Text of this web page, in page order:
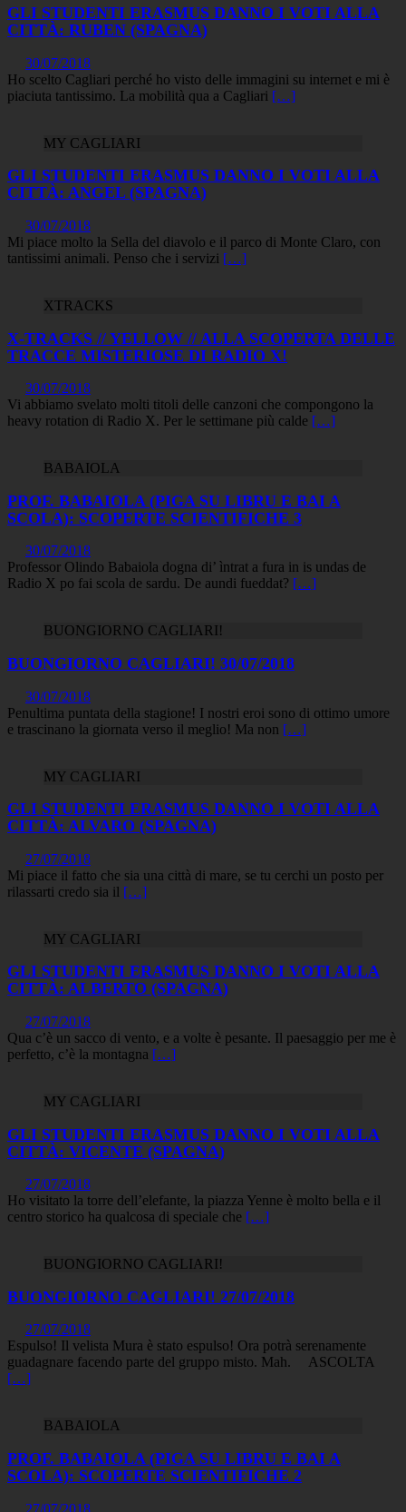
GLI STUDENTI ERASMUS DANNO I VOTI ALLA
CITTÀ: RUBEN (SPAGNA)
30/07/2018
Ho scelto Cagliari perché ho visto delle immagini su internet e mi è
piaciuta tantissimo. La mobilità qua a Cagliari […]
MY CAGLIARI
GLI STUDENTI ERASMUS DANNO I VOTI ALLA
CITTÀ: ANGEL (SPAGNA)
30/07/2018
Mi piace molto la Sella del diavolo e il parco di Monte Claro, con
tantissimi animali. Penso che i servizi […]
XTRACKS
X-TRACKS // YELLOW // ALLA SCOPERTA DELLE
TRACCE MISTERIOSE DI RADIO X!
30/07/2018
Vi abbiamo svelato molti titoli delle canzoni che compongono la
heavy rotation di Radio X. Per le settimane più calde […]
BABAIOLA
PROF. BABAIOLA (PIGA SU LIBRU E BAI A
SCOLA): SCOPERTE SCIENTIFICHE 3
30/07/2018
Professor Olindo Babaiola dogna di’ ìntrat a fura in is undas de
Radio X po fai scola de sardu. De aundi fueddat? […]
BUONGIORNO CAGLIARI!
BUONGIORNO CAGLIARI! 30/07/2018
30/07/2018
Penultima puntata della stagione! I nostri eroi sono di ottimo umore
e trascinano la giornata verso il meglio! Ma non […]
MY CAGLIARI
GLI STUDENTI ERASMUS DANNO I VOTI ALLA
CITTÀ: ALVARO (SPAGNA)
27/07/2018
Mi piace il fatto che sia una città di mare, se tu cerchi un posto per
rilassarti credo sia il […]
MY CAGLIARI
GLI STUDENTI ERASMUS DANNO I VOTI ALLA
CITTÀ: ALBERTO (SPAGNA)
27/07/2018
Qua c’è un sacco di vento, e a volte è pesante. Il paesaggio per me è
perfetto, c’è la montagna […]
MY CAGLIARI
GLI STUDENTI ERASMUS DANNO I VOTI ALLA
CITTÀ: VICENTE (SPAGNA)
27/07/2018
Ho visitato la torre dell’elefante, la piazza Yenne è molto bella e il
centro storico ha qualcosa di speciale che […]
BUONGIORNO CAGLIARI!
BUONGIORNO CAGLIARI! 27/07/2018
27/07/2018
Espulso! Il velista Mura è stato espulso! Ora potrà serenamente
guadagnare facendo parte del gruppo misto. Mah. ASCOLTA
[…]
BABAIOLA
PROF. BABAIOLA (PIGA SU LIBRU E BAI A
SCOLA): SCOPERTE SCIENTIFICHE 2
27/07/2018